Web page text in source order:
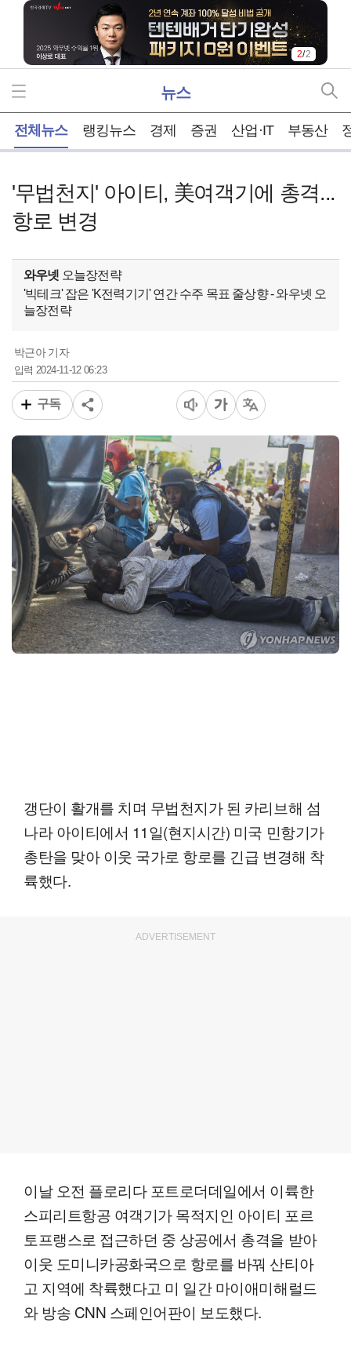
2/2
뉴스
전체뉴스 랭킹뉴스 경제 증권 산업·IT 부동산
'무법천지' 아이티, 美여객기에 총격...
항로 변경
와우넷 오늘장전략
'빅테크' 잡은 'K전력기기' 연간 수주 목표 줄상향 - 와우넷 오
늘장전략
박근아 기자
입력 2024-11-12 06:23
구독
갱단이 활개를 치며 무법천지가 된 카리브해 섬
나라 아이티에서 11일(현지시간) 미국 민항기가
총탄을 맞아 이웃 국가로 항로를 긴급 변경해 착
륙했다.
ADVERTISEMENT
이날 오전 플로리다 포트로더데일에서 이륙한
스피리트항공 여객기가 목적지인 아이티 포르
토프랭스로 접근하던 중 상공에서 총격을 받아
이웃 도미니카공화국으로 항로를 바꿔 산티아
고 지역에 착륙했다고 미 일간 마이애미해럴드
와 방송 CNN 스페인어판이 보도했다.